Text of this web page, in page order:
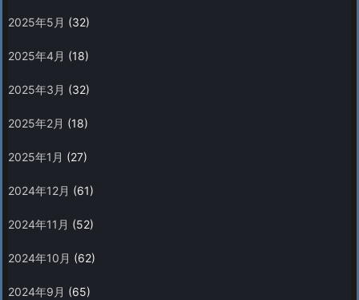
2025年5月 (32)
2025年4月 (18)
2025年3月 (32)
2025年2月 (18)
2025年1月 (27)
2024年12月 (61)
2024年11月 (52)
2024年10月 (62)
2024年9月 (65)